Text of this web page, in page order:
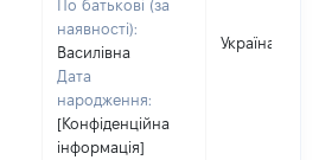
По батькові (за
наявності):
Василівна
Дата
народження:
[Конфіденційна
інформація]
Україна